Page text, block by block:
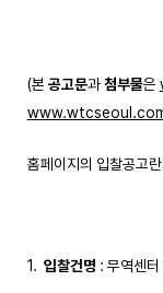
(본 공고문과첨부물은
홈페이지의 입찰공고
입찰건명 : 무역센